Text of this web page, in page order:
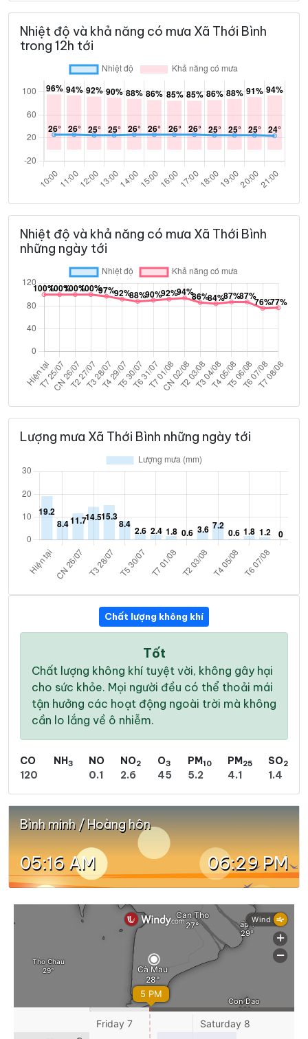
Nhiệt độ và khả năng có mưa Xã Thới Bình
trong 12h tới
Nhiệt độ và khả năng có mưa Xã Thới Bình
những ngày tới
Lượng mưa Xã Thới Bình những ngày tới
Chất lượng không khí
Tốt
Chất lượng không khí tuyệt vời, không gây hại
cho sức khỏe. Mọi người đều có thể thoải mái
tận hưởng các hoạt động ngoài trời mà không
cần lo lắng về ô nhiễm.
CO
120
NH3
NO
0.1
NO2
2.6
O3
45
PM10
5.2
PM25
4.1
SO2
1.4
Bình minh / Hoàng hôn
05:16 AM 06:29 PM